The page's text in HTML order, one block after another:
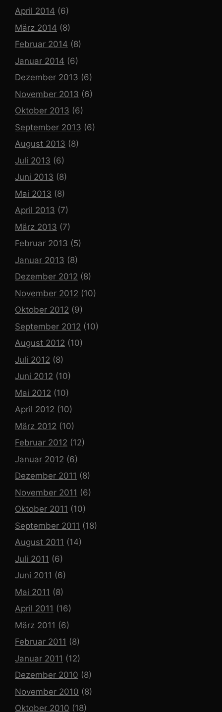
April 2014 (6)
März 2014 (8)
Februar 2014 (8)
Januar 2014 (6)
Dezember 2013 (6)
November 2013 (6)
Oktober 2013 (6)
September 2013 (6)
August 2013 (8)
Juli 2013 (6)
Juni 2013 (8)
Mai 2013 (8)
April 2013 (7)
März 2013 (7)
Februar 2013 (5)
Januar 2013 (8)
Dezember 2012 (8)
November 2012 (10)
Oktober 2012 (9)
September 2012 (10)
August 2012 (10)
Juli 2012 (8)
Juni 2012 (10)
Mai 2012 (10)
April 2012 (10)
März 2012 (10)
Februar 2012 (12)
Januar 2012 (6)
Dezember 2011 (8)
November 2011 (6)
Oktober 2011 (10)
September 2011 (18)
August 2011 (14)
Juli 2011 (6)
Juni 2011 (6)
Mai 2011 (8)
April 2011 (16)
März 2011 (6)
Februar 2011 (8)
Januar 2011 (12)
Dezember 2010 (8)
November 2010 (8)
Oktober 2010 (18)